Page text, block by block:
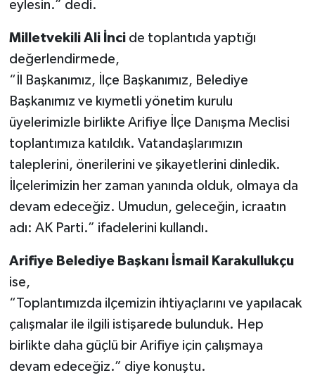
eylesin.” dedi.
Milletvekili Ali İncide toplantıda yaptığı
değerlendirmede,
“İl Başkanımız, İlçe Başkanımız, Belediye
Başkanımız ve kıymetli yönetim kurulu
üyelerimizle birlikte Arifiye İlçe Danışma Meclisi
toplantımıza katıldık. Vatandaşlarımızın
taleplerini, önerilerini ve şikayetlerini dinledik.
İlçelerimizin her zaman yanında olduk, olmaya da
devam edeceğiz. Umudun, geleceğin, icraatın
adı: AK Parti.” ifadelerini kullandı.
Arifiye Belediye Başkanı İsmail Karakullukçu
ise,
“Toplantımızda ilçemizin ihtiyaçlarını ve yapılacak
çalışmalar ile ilgili istişarede bulunduk. Hep
birlikte daha güçlü bir Arifiye için çalışmaya
devam edeceğiz.” diye konuştu.